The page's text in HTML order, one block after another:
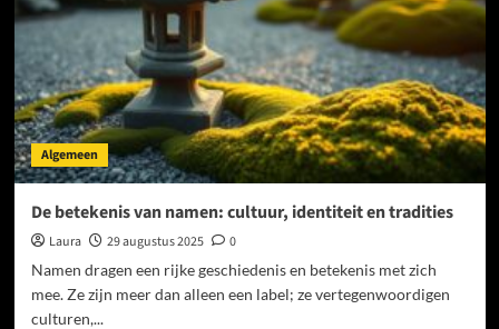
mode,
accessoires
Algemeen
De betekenis van namen: cultuur, identiteit en tradities
Laura 29 augustus 2025
0
Namen dragen een rijke geschiedenis en betekenis met zich
mee. Ze zijn meer dan alleen een label; ze vertegenwoordigen
culturen,...